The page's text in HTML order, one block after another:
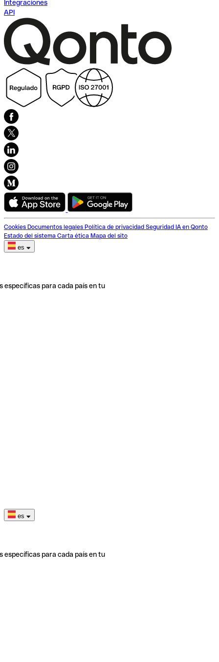
Integraciones
API
Cookies Documentos legales Política de privacidad Seguridad IA en Qonto
Estado del sistema Carta ética Mapa del sito
es
específicas para cada país en tu
es
específicas para cada país en tu